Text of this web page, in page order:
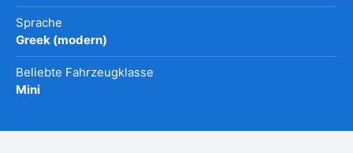
Sprache
Greek (modern)
Beliebte Fahrzeugklasse
Mini